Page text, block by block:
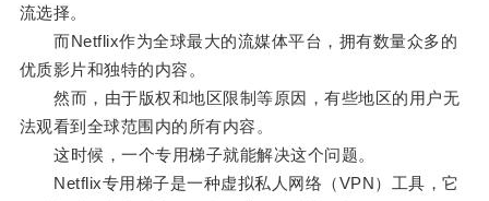
流选择。
而Netflix作为全球最大的流媒体平台，拥有数量众多的
优质影片和独特的内容。
然而，由于版权和地区限制等原因，有些地区的用户无
法观看到全球范围内的所有内容。
这时候，一个专用梯子就能解决这个问题。
Netflix专用梯子是一种虚拟私人网络（VPN）工具，它